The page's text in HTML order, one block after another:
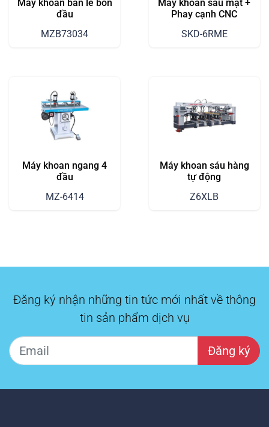
Máy khoan bản lề bốn
đầu
MZB73034
Máy khoan sáu mặt +
Phay cạnh CNC
SKD-6RME
Máy khoan ngang 4
đầu
MZ-6414
Máy khoan sáu hàng
tự động
Z6XLB
Đăng ký nhận những tin tức mới nhất về thông
tin sản phẩm dịch vụ
Đăng ký